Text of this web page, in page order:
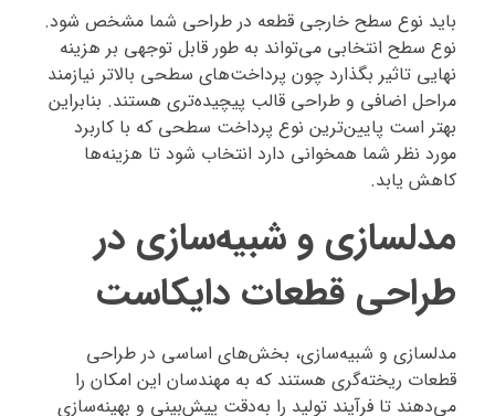
باید نوع سطح خارجی قطعه در طراحی شما مشخص شود.
نوع سطح انتخابی می‌تواند به طور قابل توجهی بر هزینه
نهایی تاثیر بگذارد چون پرداخت‌های سطحی بالاتر نیازمند
مراحل اضافی و طراحی قالب پیچیده‌تری هستند. بنابراین
بهتر است پایین‌ترین نوع پرداخت سطحی که با کاربرد
مورد نظر شما همخوانی دارد انتخاب شود تا هزینه‌ها
کاهش یابد.
مدلسازی و شبیه‌سازی در
طراحی قطعات دایکاست
مدلسازی و شبیه‌سازی، بخش‌های اساسی در طراحی
قطعات ریخته‌گری هستند که به مهندسان این امکان را
می‌دهند تا فرآیند تولید را به‌دقت پیش‌بینی و بهینه‌سازی